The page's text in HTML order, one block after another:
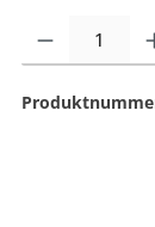
Produkt Anzahl: